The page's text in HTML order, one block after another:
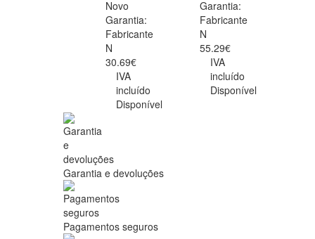
Novo
Garantia:
Fabricante
N
30.69€
IVA
incluído
Disponível
Garantia:
Fabricante
N
55.29€
IVA
incluído
Disponível
Garantia e devoluções
Pagamentos seguros